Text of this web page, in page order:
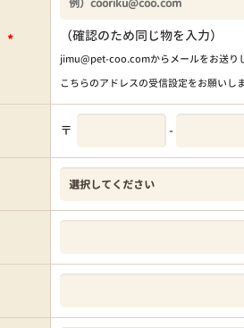
* （確認のため同じ物を入力）
jimu@pet-coo.comからメールをお送り
こちらのアドレスの受信設定をお願いし
〒 -